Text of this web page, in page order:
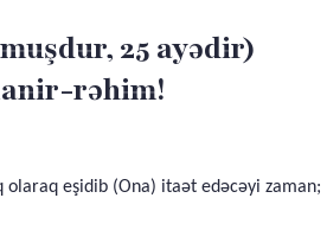
25 ayədir)
rəhim!
olaraq eşidib (Ona) itaət edəcəyi zaman;